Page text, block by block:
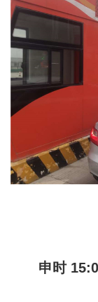
申时